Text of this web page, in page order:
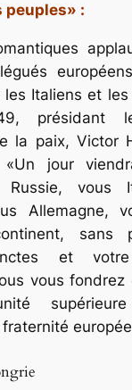
peuples» :
les Italiens et les
présidant
la paix, Victor
«Un jour
Russie, vous
Allemagne,
sans
et votre
vous fondrez